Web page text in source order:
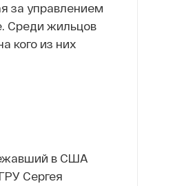
за управлением
Среди жильцов
кого из них
в США
Сергея